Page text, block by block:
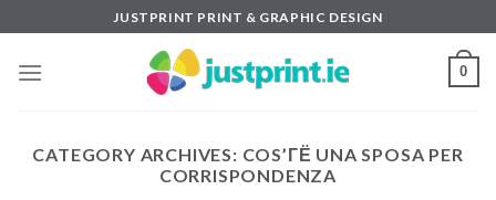
to
content
JUSTPRINT PRINT & GRAPHIC DESIGN
0
CATEGORY ARCHIVES: COS’ГЁ UNA SPOSA PER
CORRISPONDENZA